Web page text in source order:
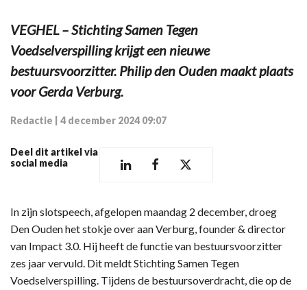
VEGHEL – Stichting Samen Tegen
Voedselverspilling krijgt een nieuwe
bestuursvoorzitter. Philip den Ouden maakt plaats
voor Gerda Verburg.
Redactie 4 december 2024 09:07
Deel dit artikel via
social media
In zijn slotspeech, afgelopen maandag 2 december, droeg
Den Ouden het stokje over aan Verburg, founder & director
van Impact 3.0. Hij heeft de functie van bestuursvoorzitter
zes jaar vervuld. Dit meldt Stichting Samen Tegen
Voedselverspilling. Tijdens de bestuursoverdracht, die op de